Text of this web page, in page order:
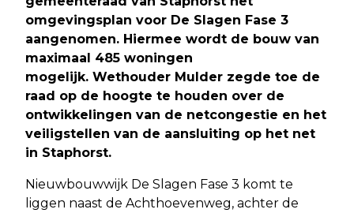
omgevingsplan voor De Slagen Fase 3
aangenomen. Hiermee wordt de bouw van
maximaal 485 woningen
mogelijk. Wethouder Mulder zegde toe de
raad op de hoogte te houden over de
ontwikkelingen van de netcongestie en het
veiligstellen van de aansluiting op het net
in Staphorst.
Nieuwbouwwijk De Slagen Fase 3 komt te
liggen naast de Achthoevenweg, achter de